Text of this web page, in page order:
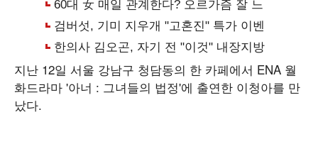
지난 12일 서울 강남구 청담동의 한 카페에서 ENA 월
화드라마 '아너 : 그녀들의 법정'에 출연한 이청아를 만
났다.